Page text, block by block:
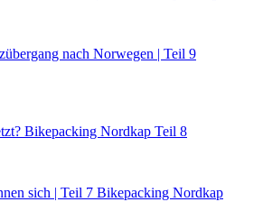
nach Norwegen | Teil 9
Bikepacking Nordkap Teil 8
sich | Teil 7 Bikepacking Nordkap